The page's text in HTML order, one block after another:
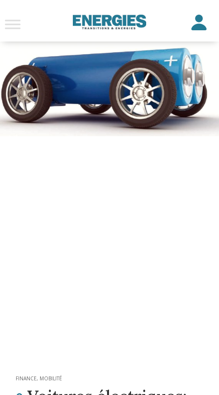
FINANCE, MOBILITÉ